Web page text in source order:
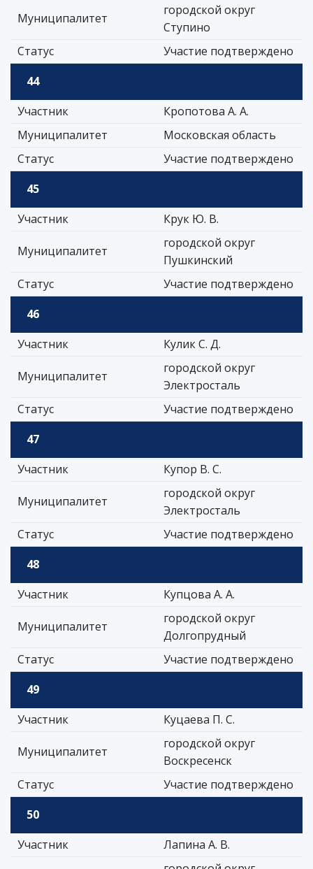
Муниципалитет
городской округ
Ступино
Статус
Участие подтверждено
44
Участник
Кропотова А. А.
Муниципалитет
Московская область
Статус
Участие подтверждено
45
Участник
Крук Ю. В.
Муниципалитет
городской округ
Пушкинский
Статус
Участие подтверждено
46
Участник
Кулик С. Д.
Муниципалитет
городской округ
Электросталь
Статус
Участие подтверждено
47
Участник
Купор В. С.
Муниципалитет
городской округ
Электросталь
Статус
Участие подтверждено
48
Участник
Купцова А. А.
Муниципалитет
городской округ
Долгопрудный
Статус
Участие подтверждено
49
Участник
Куцаева П. С.
Муниципалитет
городской округ
Воскресенск
Статус
Участие подтверждено
50
Участник
Лапина А. В.